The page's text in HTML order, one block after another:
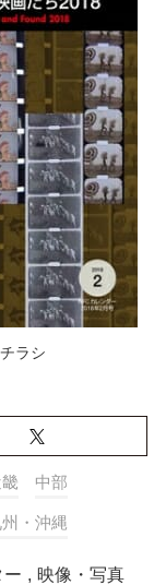
ラシ
中部
・沖縄
ー , 映像・写真